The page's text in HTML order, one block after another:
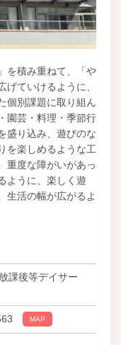
を積み重ねて、「や
げていけるように、
個別課題に取り組ん
園芸・料理・季節行
盛り込み、遊びのな
を楽しめるような工
重度な障がいがあっ
ように、楽しく遊
生活の幅が広がるよ
課後等デイサー
MAP